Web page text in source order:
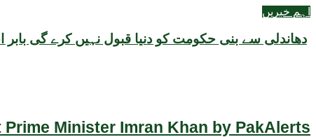
Minister Imran Khan by PakAlerts
اہم خبریں
دھاندلی سے بنی حکومت کو دنیا قبول نہیں کرے گی بابر